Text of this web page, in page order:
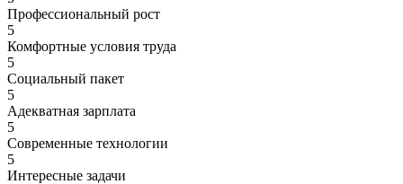
Профессиональный рост
5
Комфортные условия труда
5
Социальный пакет
5
Адекватная зарплата
5
Современные технологии
5
Интересные задачи